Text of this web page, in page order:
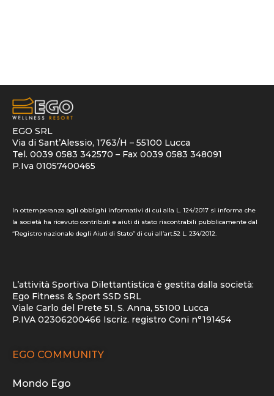
EGO SRL
Via di Sant’Alessio, 1763/H – 55100 Lucca
Tel. 0039 0583 342570 – Fax 0039 0583 348091
P.Iva 01057400465
In ottemperanza agli obblighi informativi di cui alla L. 124/2017 si informa che
la società ha ricevuto contributi e aiuti di stato riscontrabili pubblicamente dal
“Registro nazionale degli Aiuti di Stato” di cui all’art.52 L. 234/2012.
L’attività Sportiva Dilettantistica è gestita dalla società:
Ego Fitness & Sport SSD SRL
Viale Carlo del Prete 51, S. Anna, 55100 Lucca
P.IVA 02306200466 Iscriz. registro Coni n°191454
EGO COMMUNITY
Mondo Ego